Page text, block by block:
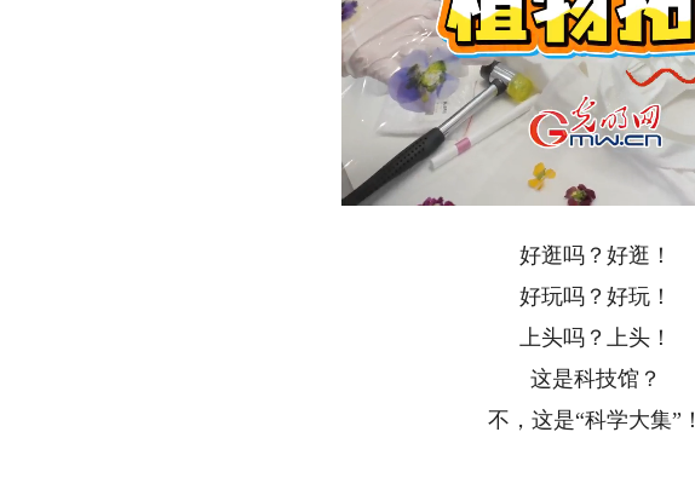
Loaded
44.54%
Rate
好逛吗？好逛！
好玩吗？好玩！
上头吗？上头！
这是科技馆？
不，这是“科学大集”！